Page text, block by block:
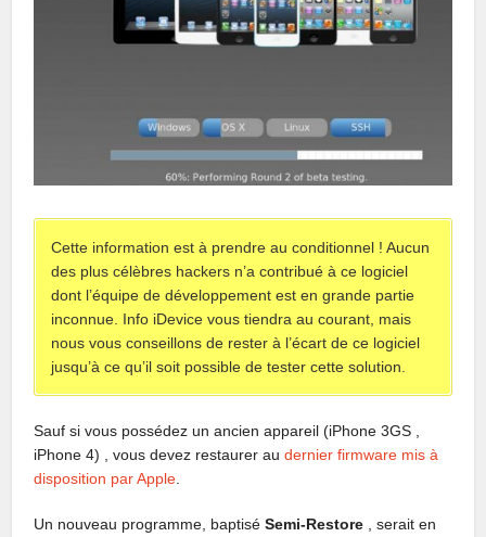
Cette information est à prendre au conditionnel ! Aucun
des plus célèbres hackers n’a contribué à ce logiciel
dont l’équipe de développement est en grande partie
inconnue. Info iDevice vous tiendra au courant, mais
nous vous conseillons de rester à l’écart de ce logiciel
jusqu’à ce qu’il soit possible de tester cette solution.
Sauf si vous possédez un ancien appareil (iPhone 3GS ,
iPhone 4) , vous devez restaurer audernier firmware mis à
disposition par Apple
Un nouveau programme, baptiséSemi-Restore , serait en